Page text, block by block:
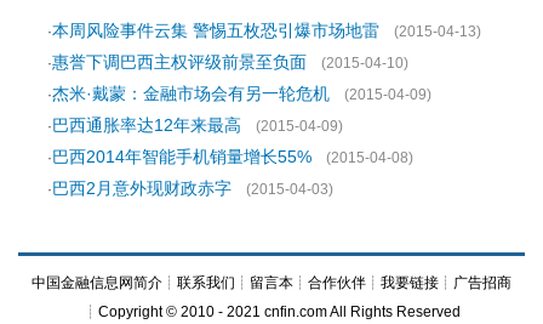
·本周风险事件云集 警惕五枚恐引爆市场地雷
(2015-04-13)
·惠誉下调巴西主权评级前景至负面
(2015-04-10)
·杰米·戴蒙：金融市场会有另一轮危机
(2015-04-09)
·巴西通胀率达12年来最高
(2015-04-09)
·巴西2014年智能手机销量增长55%
(2015-04-08)
·巴西2月意外现财政赤字 (2015-04-03)
中国金融信息网简介 ┊ 联系我们 ┊ 留言本 ┊ 合作伙伴 ┊ 我要链接 ┊ 广告招商
┊Copyright © 2010 - 2021 cnfin.com All Rights Reserved